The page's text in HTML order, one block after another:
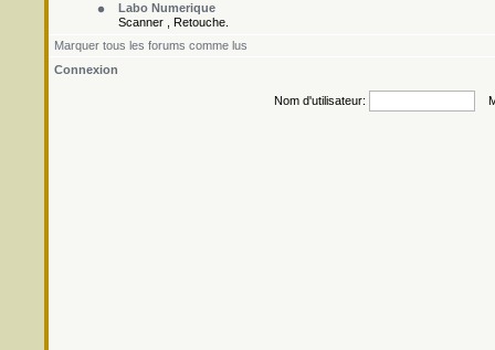
Labo Numerique
Scanner , Retouche.
Marquer tous les forums comme lus
Connexion
Nom d'utilisateur: